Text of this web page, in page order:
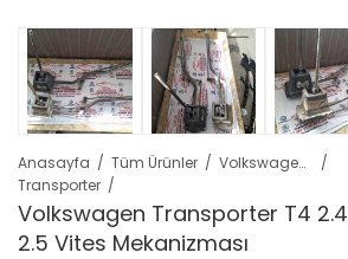
Anasayfa Tüm Ürünler
Volkswagen Ticari
Transporter
Volkswagen Transporter T4 2.4
2.5 Vites Mekanizması